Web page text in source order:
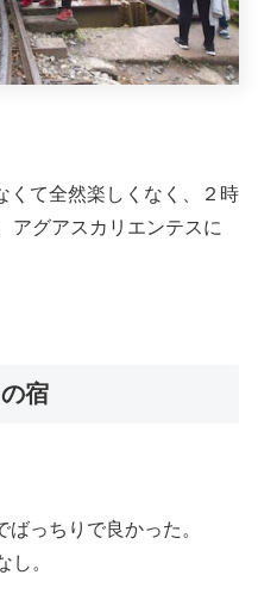
くて全然楽しくなく、２時
アグアスカリエンテスに
宿
っちりで良かった。
し。